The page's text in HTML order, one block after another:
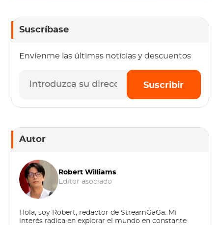
Suscríbase
Envíenme las últimas noticias y descuentos
Suscribir
Autor
Robert Williams
Editor asociado
Hola, soy Robert, redactor de StreamGaGa. Mi
interés radica en explorar el mundo en constante